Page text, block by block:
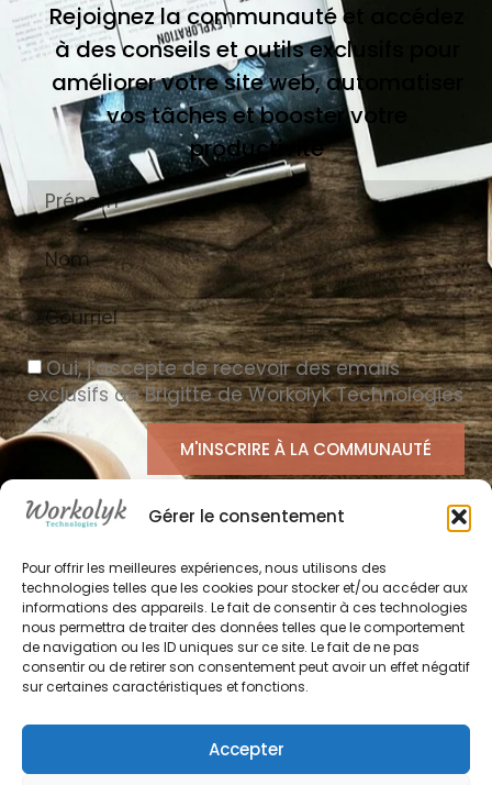
Gérer le consentement
Pour offrir les meilleures expériences, nous utilisons des
technologies telles que les cookies pour stocker et/ou accéder aux
informations des appareils. Le fait de consentir à ces technologies
nous permettra de traiter des données telles que le comportement
de navigation ou les ID uniques sur ce site. Le fait de ne pas
consentir ou de retirer son consentement peut avoir un effet négatif
sur certaines caractéristiques et fonctions.
Accepter
Rejoignez la communauté et accédez
à des conseils et outils exclusifs pour
améliorer votre site web, automatiser
vos tâches et booster votre
productivité
Oui, j’accepte de recevoir des emails
exclusifs de Brigitte de Workolyk Technologies
M'INSCRIRE À LA COMMUNAUTÉ
Ce site est protégé par reCAPTCHA.
de confidentialité
de
Google s'appliquent.